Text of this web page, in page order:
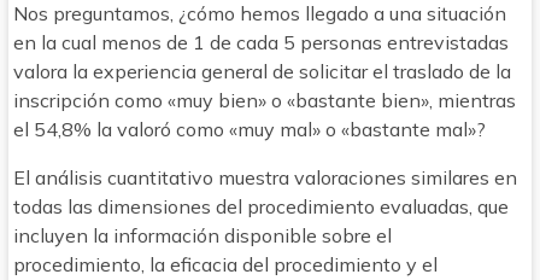
Nos preguntamos, ¿cómo hemos llegado a una situación
en la cual menos de 1 de cada 5 personas entrevistadas
valora la experiencia general de solicitar el traslado de la
inscripción como «muy bien» o «bastante bien», mientras
el 54,8% la valoró como «muy mal» o «bastante mal»?
El análisis cuantitativo muestra valoraciones similares en
todas las dimensiones del procedimiento evaluadas, que
incluyen la información disponible sobre el
procedimiento, la eficacia del procedimiento y el